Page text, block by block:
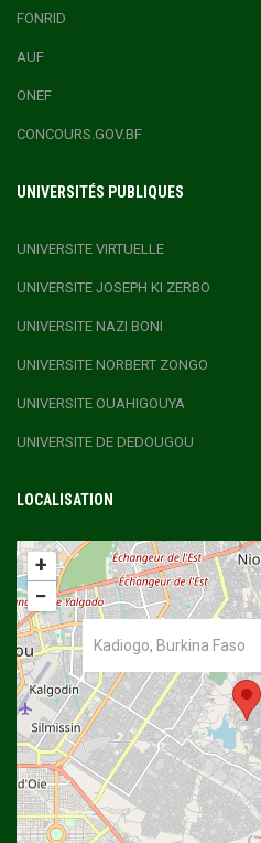
FONRID
AUF
ONEF
CONCOURS.GOV.BF
UNIVERSITÉS PUBLIQUES
UNIVERSITE VIRTUELLE
UNIVERSITE JOSEPH KI ZERBO
UNIVERSITE NAZI BONI
UNIVERSITE NORBERT ZONGO
UNIVERSITE OUAHIGOUYA
UNIVERSITE DE DEDOUGOU
LOCALISATION
Kadiogo, Burkina Faso
+
−